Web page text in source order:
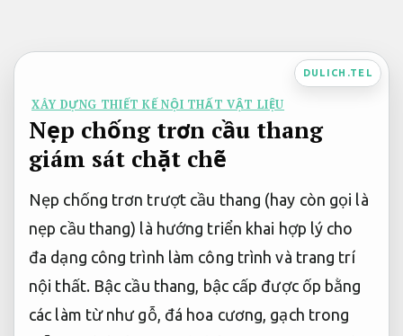
nội
dung
DULICH.TEL
XÂY DỰNG THIẾT KẾ NỘI THẤT VẬT LIỆU
Nẹp chống trơn cầu thang
giám sát chặt chẽ
Nẹp chống trơn trượt cầu thang (hay còn gọi là
nẹp cầu thang) là hướng triển khai hợp lý cho
đa dạng công trình làm công trình và trang trí
nội thất. Bậc cầu thang, bậc cấp được ốp bằng
các làm từ như gỗ, đá hoa cương, gạch trong